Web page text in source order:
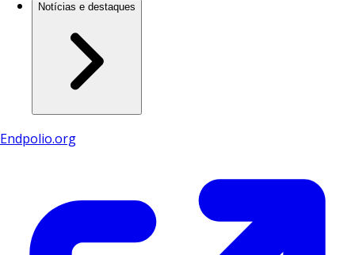
Notícias e destaques
Endpolio.org